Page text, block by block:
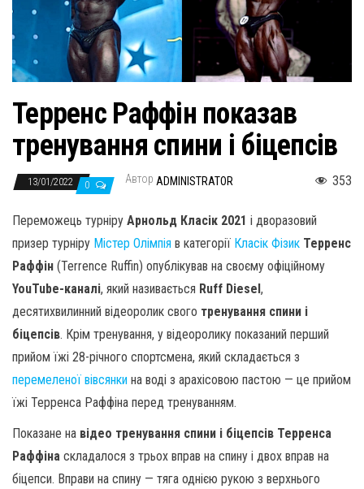
ц
ю
Терренс Раффін показав
тренування спини і біцепсів
13/01/2022 0 Автор ADMINISTRATOR 353
Переможець турніру Арнольд Класік 2021 і дворазовий
призер турніру Містер Олімпія в категорії Класік Фізик Терренс
Раффін (Terrence Ruffin) опублікував на своєму офіційному
YouTube-каналі, який називається Ruff Diesel,
десятихвилинний відеоролик свого тренування спини і
біцепсів. Крім тренування, у відеоролику показаний перший
прийом їжі 28-річного спортсмена, який складається з
перемеленої вівсянки на воді з арахісовою пастою — це прийом
їжі Терренса Раффіна перед тренуванням.
Показане на відео тренування спини і біцепсів Терренса
Раффіна складалося з трьох вправ на спину і двох вправ на
біцепси. Вправи на спину — тяга однією рукою з верхнього